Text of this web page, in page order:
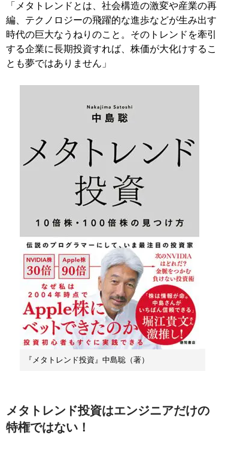
「メタトレンドとは、社会構造の激変や産業の再
編、テクノロジーの飛躍的な進歩などが生み出す
時代の巨大なうねりのこと。そのトレンドを牽引
する企業に長期投資すれば、株価が大化けするこ
とも夢ではありません」
『メタトレンド投資』中島聡（著）
メタトレンド投資はエンジニアだけの
特権ではない！